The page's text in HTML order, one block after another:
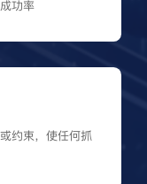
功率
约束，使任何抓